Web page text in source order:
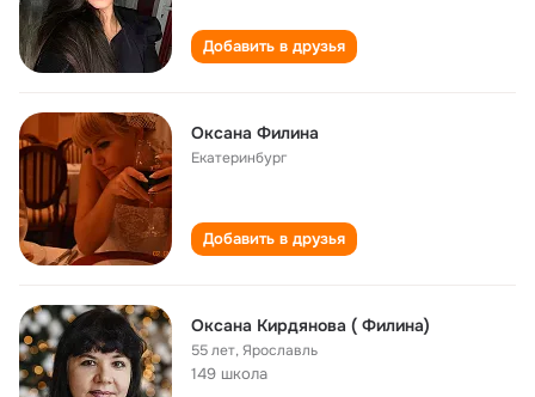
Добавить в друзья
Оксана Филина
Екатеринбург
Добавить в друзья
Оксана Кирдянова ( Филина)
55 лет,Ярославль
149 школа